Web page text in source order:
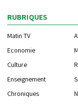
RUBRIQUES
Matin TV
Economie
Culture
Enseignement
Chroniques